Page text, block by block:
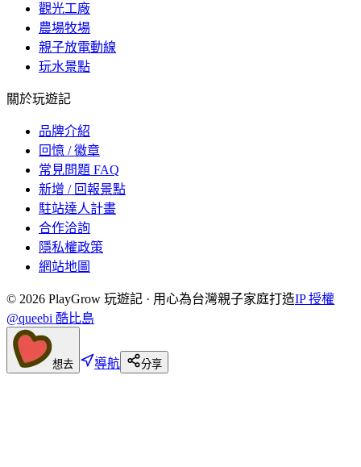
觀光工廠
農場牧場
親子放電動線
玩水景點
關於玩遊記
品牌介紹
回憶 / 徽章
常見問題 FAQ
新增 / 回報景點
駐站達人計畫
合作洽詢
隱私權政策
網站地圖
© 2026 PlayGrow 玩遊記 · 用心為台灣親子家庭打造IP 授權
@queebi 酷比島
想去 導航 分享